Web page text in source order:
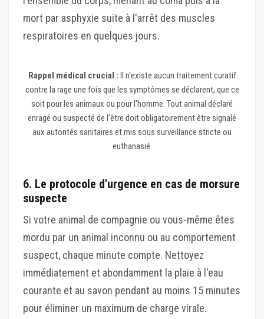
mort par asphyxie suite à l'arrêt des muscles
respiratoires en quelques jours.
Rappel médical crucial : Il n'existe aucun traitement curatif
contre la rage une fois que les symptômes se déclarent, que ce
soit pour les animaux ou pour l'homme. Tout animal déclaré
enragé ou suspecté de l'être doit obligatoirement être signalé
aux autorités sanitaires et mis sous surveillance stricte ou
euthanasié.
6. Le protocole d'urgence en cas de morsure
suspecte
Si votre animal de compagnie ou vous-même êtes
mordu par un animal inconnu ou au comportement
suspect, chaque minute compte. Nettoyez
immédiatement et abondamment la plaie à l'eau
courante et au savon pendant au moins 15 minutes
pour éliminer un maximum de charge virale.